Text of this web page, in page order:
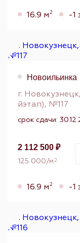
16.9 м2 -1
Новоильинка
г.
йэтап), №117
срок сдачи:
2 112 500 ₽
125 000/м2
16.9 м2 -1